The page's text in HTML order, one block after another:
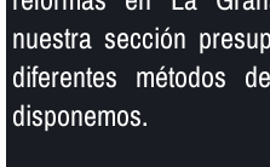
nuestra sección
diferentes métodos
disponemos.